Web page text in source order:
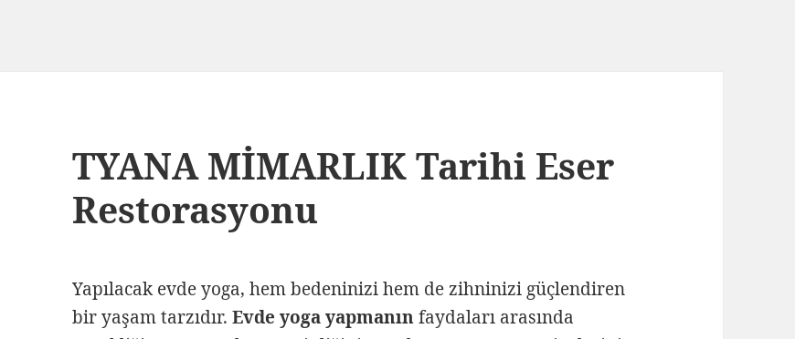
TYANA MİMARLIK Tarihi Eser
Restorasyonu
Yapılacak evde yoga, hem bedeninizi hem de zihninizi güçlendiren
bir yaşam tarzıdır.Evde yoga yapmanınfaydaları arasında